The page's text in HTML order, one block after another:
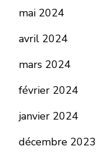
mai 2024
avril 2024
mars 2024
février 2024
janvier 2024
décembre 2023